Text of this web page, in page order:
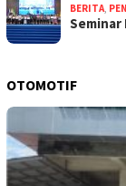
BERITA,
Seminar
OTOMOTIF